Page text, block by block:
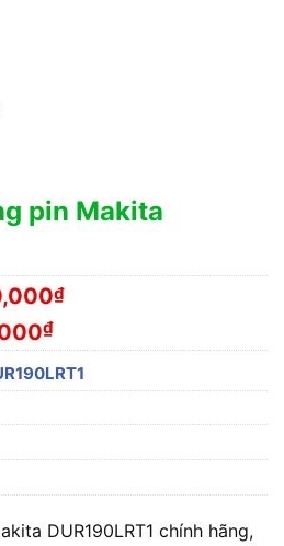
pin Makita
₫
₫
DUR190LRT1 chính hãng,